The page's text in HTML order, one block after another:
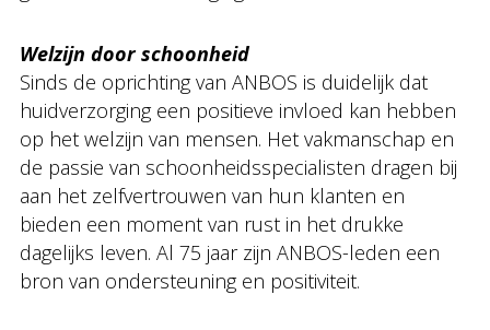
Welzijn door schoonheid
Sinds de oprichting van ANBOS is duidelijk dat
huidverzorging een positieve invloed kan hebben
op het welzijn van mensen. Het vakmanschap en
de passie van schoonheidsspecialisten dragen bij
aan het zelfvertrouwen van hun klanten en
bieden een moment van rust in het drukke
dagelijks leven. Al 75 jaar zijn ANBOS-leden een
bron van ondersteuning en positiviteit.